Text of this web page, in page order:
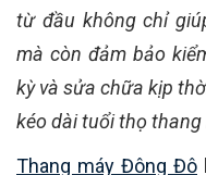
từ đầu không chỉ
mà còn đảm bảo
kỳ và sửa chữa kịp
kéo dài tuổi thọ thang
Thang máy Đông Đô